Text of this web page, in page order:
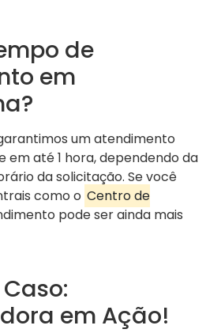
de
em
um atendimento
em até 1 hora, dependendo da
da solicitação. Se você
como o Centro de
pode ser ainda mais
em Ação!